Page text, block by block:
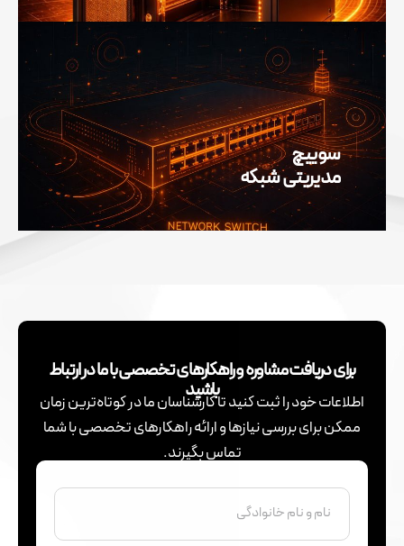
سوییچ
مدیریتی شبکه
برای دریافت مشاوره و راهکارهای تخصصی با ما در ارتباط
باشید
اطلاعات خود را ثبت کنید تا کارشناسان ما در کوتاه‌ترین زمان
ممکن برای بررسی نیازها و ارائه راهکارهای تخصصی با شما
تماس بگیرند.